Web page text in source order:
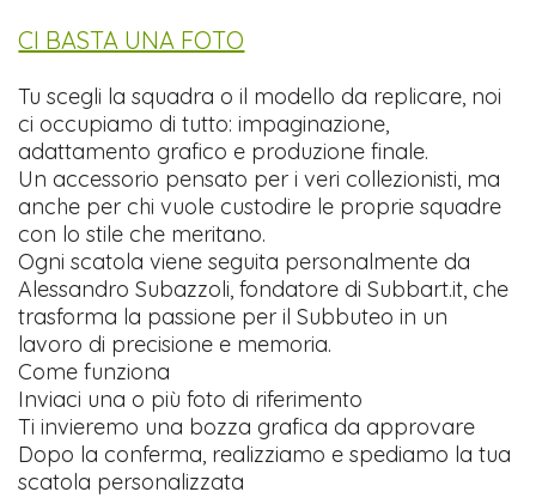
CI BASTA UNA FOTO
Tu scegli la squadra o il modello da replicare, noi
ci occupiamo di tutto: impaginazione,
adattamento grafico e produzione finale.
Un accessorio pensato per i veri collezionisti, ma
anche per chi vuole custodire le proprie squadre
con lo stile che meritano.
Ogni scatola viene seguita personalmente da
Alessandro Subazzoli, fondatore di Subbart.it, che
trasforma la passione per il Subbuteo in un
lavoro di precisione e memoria.
Come funziona
Inviaci una o più foto di riferimento
Ti invieremo una bozza grafica da approvare
Dopo la conferma, realizziamo e spediamo la tua
scatola personalizzata